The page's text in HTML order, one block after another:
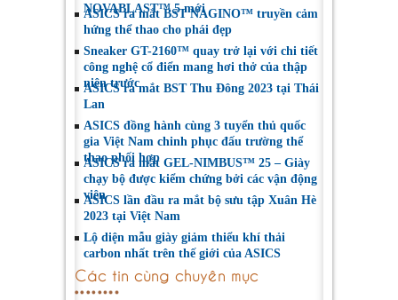
NOVABLAST™ 5 mới
ASICS ra mắt BST NAGINO™ truyền cảm
hứng thể thao cho phái đẹp
Sneaker GT-2160™ quay trở lại với chi tiết
công nghệ cổ điển mang hơi thở của thập
niên trước
ASICS ra mắt BST Thu Đông 2023 tại Thái
Lan
ASICS đồng hành cùng 3 tuyển thủ quốc
gia Việt Nam chinh phục đấu trường thể
thao phối hợp
ASICS ra mắt GEL-NIMBUS™ 25 – Giày
chạy bộ được kiểm chứng bởi các vận động
viên
ASICS lần đầu ra mắt bộ sưu tập Xuân Hè
2023 tại Việt Nam
Lộ diện mẫu giày giảm thiểu khí thải
carbon nhất trên thế giới của ASICS
Các tin cùng chuyên mục